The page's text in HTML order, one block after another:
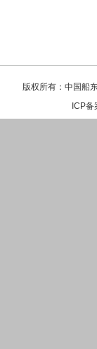
版权所有：中国船
ICP